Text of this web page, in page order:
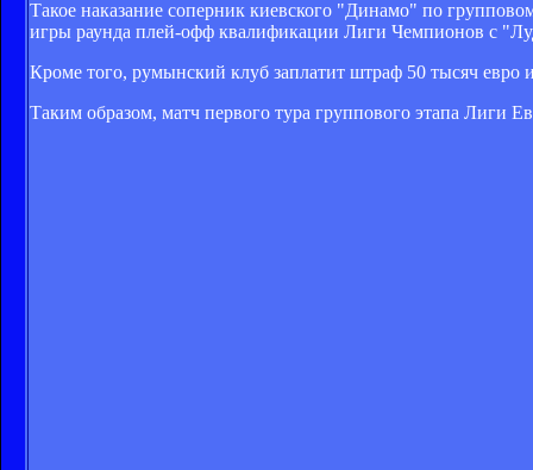
Такое наказание соперник киевского "Динамо" по
игры раунда плей-офф квалификации Лиги Чемпионов с
Кроме того, румынский клуб заплатит штраф 50 тысяч евро
Таким образом, матч первого тура группового этапа Лиги